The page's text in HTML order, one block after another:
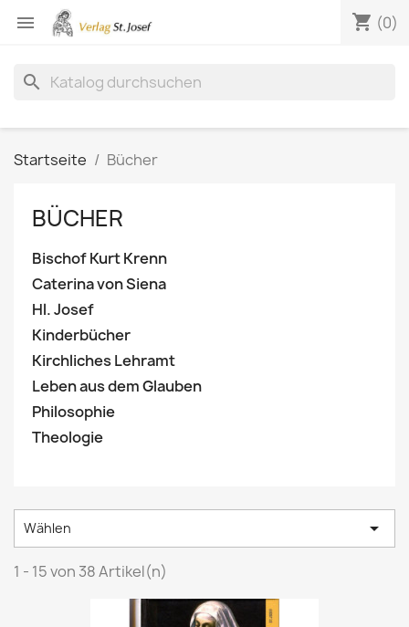
 shopping_cart (0)
search
Startseite Bücher
BÜCHER
Bischof Kurt Krenn
Caterina von Siena
Hl. Josef
Kinderbücher
Kirchliches Lehramt
Leben aus dem Glauben
Philosophie
Theologie
Wählen 
1 - 15 von 38 Artikel(n)